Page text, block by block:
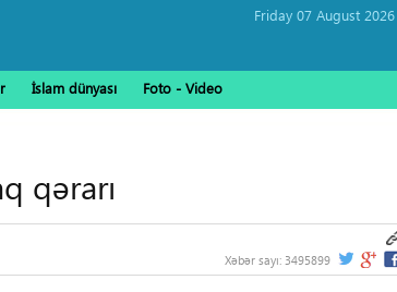
İslam dünyası Foto - Video
qərarı
Xəbər sayı: 3495899